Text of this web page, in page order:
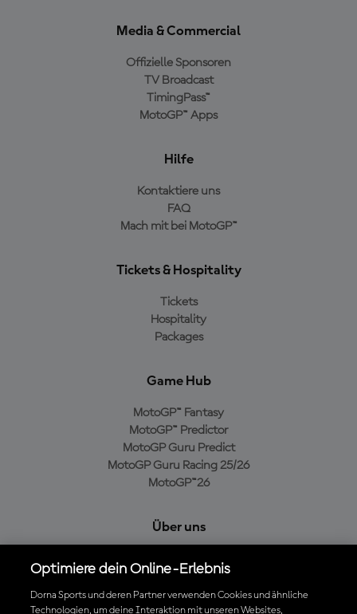
Media & Commercial
Offizielle Sponsoren
TV Broadcast
TimingPass™
MotoGP™ Apps
Hilfe
Kontaktiere uns
FAQ
Mach mit bei MotoGP™
Tickets & Hospitality
Tickets
Hospitality
Packages
Game Hub
MotoGP™ Fantasy
MotoGP™ Predictor
MotoGP Guru Predict
MotoGP Guru Racing 25/26
MotoGP™26
Über uns
Cookie-Richtlinien
Geschäftsbedingungen
Optimiere dein Online-Erlebnis
Dorna Sports und deren Partner verwenden Cookies und ähnliche
Technologien, um deine Interaktion mit unseren Websites,